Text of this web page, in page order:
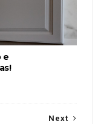
e
Next